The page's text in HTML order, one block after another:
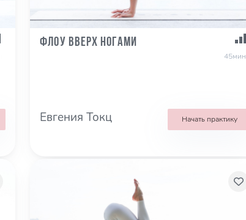
Флоу Вверх ногами
45мин
Евгения Токц Начать практику